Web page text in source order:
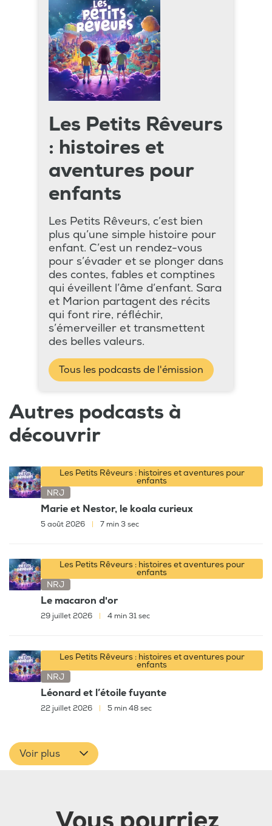
Les Petits Rêveurs
: histoires et
aventures pour
enfants
Les Petits Rêveurs, c’est bien
plus qu’une simple histoire pour
enfant. C’est un rendez-vous
pour s’évader et se plonger dans
des contes, fables et comptines
qui éveillent l’âme d’enfant. Sara
et Marion partagent des récits
qui font rire, réfléchir,
s’émerveiller et transmettent
des belles valeurs.
Tous les podcasts de l'émission
Autres podcasts à
découvrir
Les Petits Rêveurs : histoires et aventures pour
enfants
NRJ
Marie et Nestor, le koala curieux
5 août 2026 7 min 3 sec
Les Petits Rêveurs : histoires et aventures pour
enfants
NRJ
Le macaron d'or
29 juillet 2026 4 min 31 sec
Les Petits Rêveurs : histoires et aventures pour
enfants
NRJ
Léonard et l’étoile fuyante
22 juillet 2026 5 min 48 sec
Voir plus